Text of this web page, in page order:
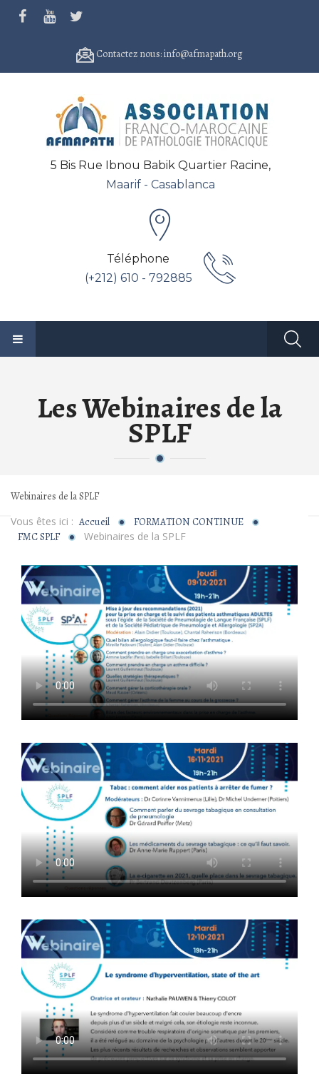
Contactez nous: info@afmapath.org
5 Bis Rue Ibnou Babik Quartier Racine,
Maarif - Casablanca
Téléphone
(+212) 610 - 792885
Les Webinaires de la
SPLF
Webinaires de la SPLF
Vous êtes ici : Accueil
FORMATION CONTINUE
FMC SPLF
Webinaires de la SPLF